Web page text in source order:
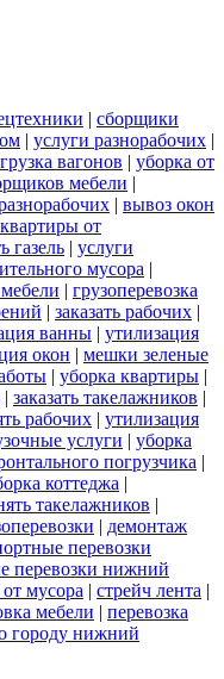
| сборщики
| услуги разнорабочих |
вагонов | уборка от
мебели |
| вывоз окон
от
газель | услуги
мусора |
| грузоперевозка
| заказать рабочих |
ванны | утилизация
окон | мешки зеленые
| уборка квартиры |
| заказать такелажников |
рабочих | утилизация
услуги | уборка
погрузчика |
коттеджа |
такелажников |
| демонтаж
перевозки
перевозки нижний
мусора | стрейч лента |
мебели | перевозка
городу нижний